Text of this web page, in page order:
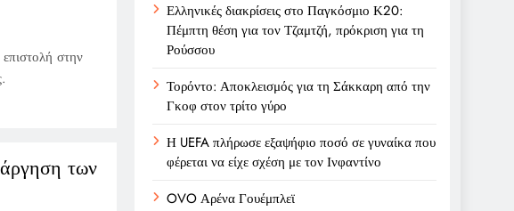
στην
των
Ελληνικές διακρίσεις στο Παγκόσμιο Κ20:
Πέμπτη θέση για τον Τζαμτζή, πρόκριση για τη
Ρούσσου
Τορόντο: Αποκλεισμός για τη Σάκκαρη από την
Γκοφ στον τρίτο γύρο
Η UEFA πλήρωσε εξαψήφιο ποσό σε γυναίκα που
φέρεται να είχε σχέση με τον Ινφαντίνο
OVO Αρένα Γουέμπλεϊ